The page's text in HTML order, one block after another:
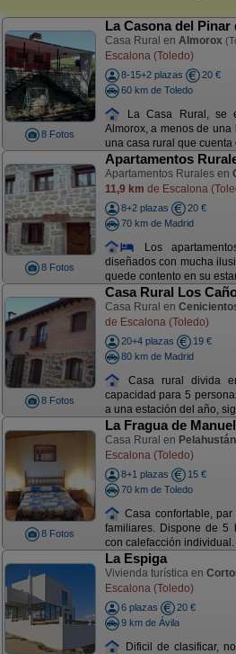
8 Fotos
La Casona del Pinar
Casa Rural en Almorox
Escalona (Toledo)
8-15+2 plazas
20 €
60 km de Toledo
La Casa Rural, se
Almorox, a menos de
una casa rural que cuenta
8 Fotos
Apartamentos
Apartamentos Rurales en
11,9 km de Escalona
8+2 plazas
20 €
70 km de Madrid
Los
diseñados con mucha
quede contento en su
8 Fotos
Casa Rural Los
Casa Rural en
de Escalona (Toledo)
20+4 plazas
19 €
80 km de Madrid
Casa rural divida
capacidad para 5
a una estación del año,
8 Fotos
La Fragua de Manuel
Casa Rural en Pelahustán
Escalona (Toledo)
8+1 plazas
15 €
70 km de Toledo
Casa confortable,
familiares. Dispone de 5
con calefacción individual.
La Espiga
Vivienda turística en
Escalona (Toledo)
6 plazas
20 €
9 km de Ávila
Dificil de clasificar,